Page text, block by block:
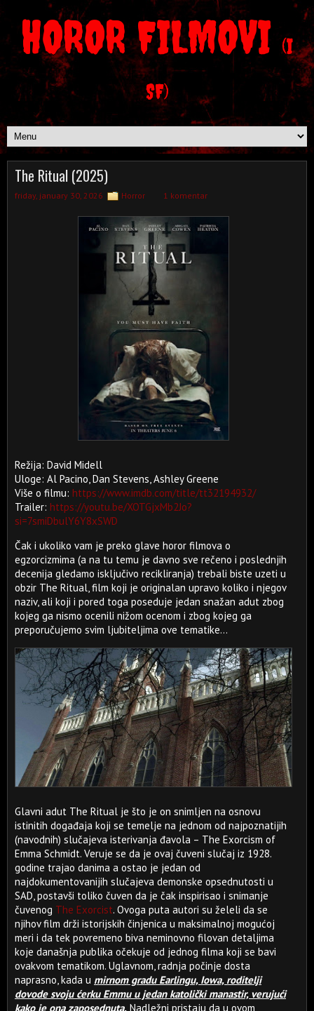
HOROR FILMOVI (I
SF)
The Ritual (2025)
friday, january 30, 2026 Horror 1 komentar
Režija: David Midell
Uloge: Al Pacino, Dan Stevens, Ashley Greene
Više o filmu: https://www.imdb.com/title/tt32194932/
Trailer: https://youtu.be/XOTGjxMb2Jo?
si=7smiDbulY6Y8xSWD
Čak i ukoliko vam je preko glave horor filmova o
egzorcizmima (a na tu temu je davno sve rečeno i poslednjih
decenija gledamo isključivo recikliranja) trebali biste uzeti u
obzir The Ritual, film koji je originalan upravo koliko i njegov
naziv, ali koji i pored toga poseduje jedan snažan adut zbog
kojeg ga nismo ocenili nižom ocenom i zbog kojeg ga
preporučujemo svim ljubiteljima ove tematike...
Glavni adut The Ritual je što je on snimljen na osnovu
istinitih događaja koji se temelje na jednom od najpoznatijih
(navodnih) slučajeva isterivanja đavola – The Exorcism of
Emma Schmidt. Veruje se da je ovaj čuveni slučaj iz 1928.
godine trajao danima a ostao je jedan od
najdokumentovanijih slučajeva demonske opsednutosti u
SAD, postavši toliko čuven da je čak inspirisao i snimanje
čuvenog The Exorcist. Ovoga puta autori su želeli da se
njihov film drži istorijskih činjenica u maksimalnoj mogućoj
meri i da tek povremeno biva neminovno filovan detaljima
koje današnja publika očekuje od jednog filma koji se bavi
ovakvom tematikom. Uglavnom, radnja počinje dosta
naprasno, kada u mirnom gradu Earlingu, Iowa, roditelji
dovode svoju ćerku Emmu u jedan katolički manastir, verujući
kako je ona zaposednuta. Nadležni pristaju da u ovom